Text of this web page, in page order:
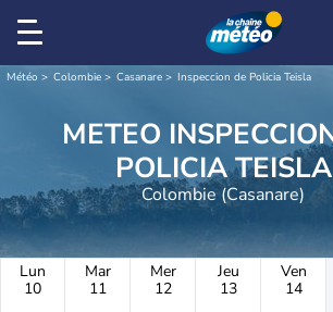
Météo Colombie Casanare Inspeccion de Policia Teisla
METEO INSPECCION DE
POLICIA TEISLA
Colombie (Casanare)
Lun
10
Mar
11
Mer
12
Jeu
13
Ven
14